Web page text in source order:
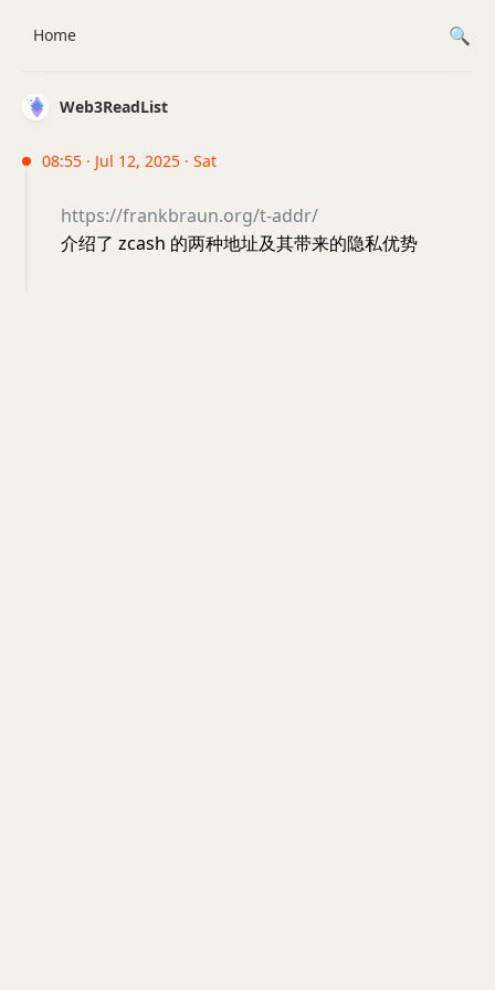
Web3ReadList
08:55 · Jul 12, 2025 · Sat
https://frankbraun.org/t-addr/
介绍了 zcash 的两种地址及其带来的隐私优势
Home